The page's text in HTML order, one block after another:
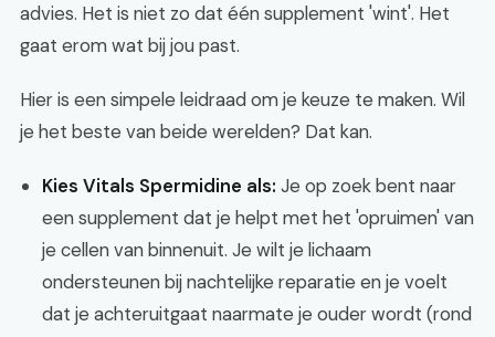
advies. Het is niet zo dat één supplement 'wint'. Het
gaat erom wat bij jou past.
Hier is een simpele leidraad om je keuze te maken. Wil
je het beste van beide werelden? Dat kan.
Kies Vitals Spermidine als: Je op zoek bent naar
een supplement dat je helpt met het 'opruimen' van
je cellen van binnenuit. Je wilt je lichaam
ondersteunen bij nachtelijke reparatie en je voelt
dat je achteruitgaat naarmate je ouder wordt (rond